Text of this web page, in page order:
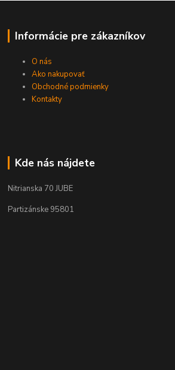
Informácie pre zákazníkov
O nás
Ako nakupovať
Obchodné podmienky
Kontakty
Kde nás nájdete
Nitrianska 70 JUBE
Partizánske 95801